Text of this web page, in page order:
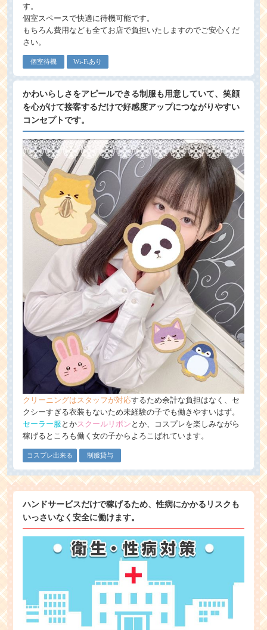
す。
個室スペースで快適に待機可能です。
もちろん費用なども全てお店で負担いたしますのでご安心くだ
さい。
個室待機 Wi-Fiあり
かわいらしさをアピールできる制服も用意していて、笑顔
を心がけて接客するだけで好感度アップにつながりやすい
コンセプトです。
クリーニングはスタッフが対応するため余計な負担はなく、セ
クシーすぎる衣装もないため未経験の子でも働きやすいはず。
セーラー服とかスクールリボンとか、コスプレを楽しみながら
稼げるところも働く女の子からよろこばれています。
コスプレ出来る 制服貸与
ハンドサービスだけで稼げるため、性病にかかるリスクも
いっさいなく安全に働けます。